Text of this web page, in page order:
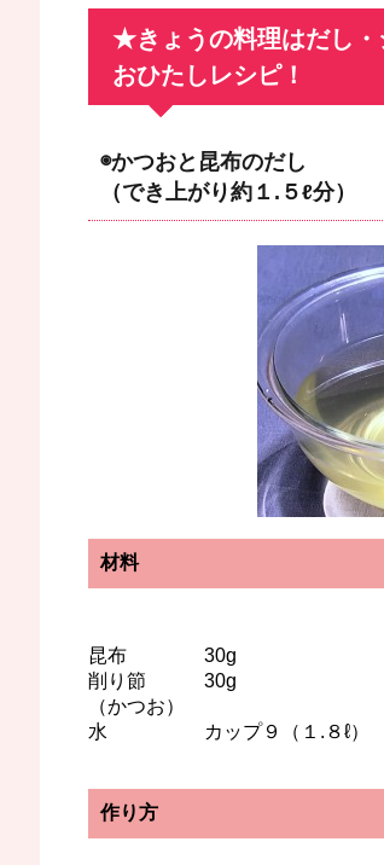
★きょうの料理はだし・
おひたしレシピ！
◉かつおと昆布のだし
（でき上がり約１.５ℓ分）
材料
昆布 30g
削り節 30g
（かつお）
水 カップ９（１.８ℓ）
作り方